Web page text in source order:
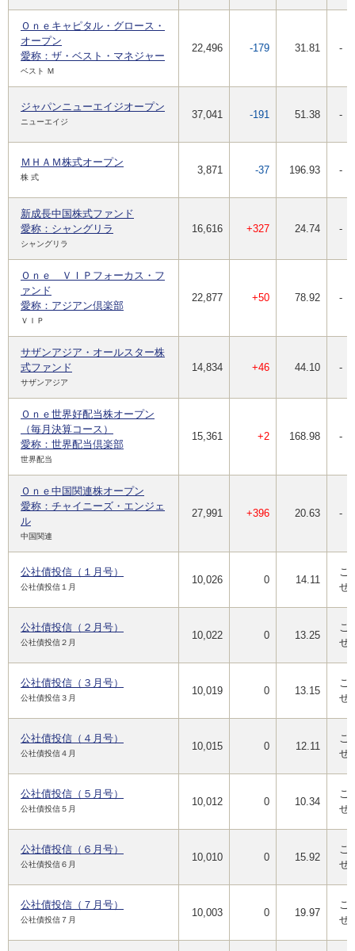
Ｏｎｅキャピタル・グロース・
オープン
愛称：ザ・ベスト・マネジャー
ベスト Ｍ
22,496 -179 31.81 -
ジャパンニューエイジオープン
ニューエイジ
37,041 -191 51.38 -
ＭＨＡＭ株式オープン
株 式
3,871 -37 196.93 -
新成長中国株式ファンド
愛称：シャングリラ
シャングリラ
16,616 +327 24.74 -
Ｏｎｅ ＶＩＰフォーカス・フ
ァンド
愛称：アジアン倶楽部
ＶＩＰ
22,877 +50 78.92 -
サザンアジア・オールスター株
式ファンド
サザンアジア
14,834 +46 44.10 -
Ｏｎｅ世界好配当株オープン
（毎月決算コース）
愛称：世界配当倶楽部
世界配当
15,361 +2 168.98 -
Ｏｎｅ中国関連株オープン
愛称：チャイニーズ・エンジェ
ル
中国関連
27,991 +396 20.63 -
公社債投信（１月号）
公社債投信１月
10,026 0 14.11
ご
せ
公社債投信（２月号）
公社債投信２月
10,022 0 13.25
ご
せ
公社債投信（３月号）
公社債投信３月
10,019 0 13.15
ご
せ
公社債投信（４月号）
公社債投信４月
10,015 0 12.11
ご
せ
公社債投信（５月号）
公社債投信５月
10,012 0 10.34
ご
せ
公社債投信（６月号）
公社債投信６月
10,010 0 15.92
ご
せ
公社債投信（７月号）
公社債投信７月
10,003 0 19.97
ご
せ